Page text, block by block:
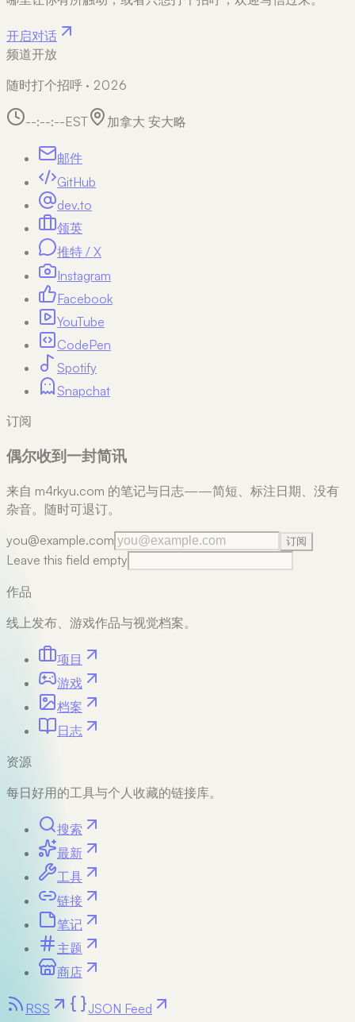
开启对话
频道开放
随时打个招呼 · 2026
--:--:--EST 加拿大 安大略
邮件
GitHub
dev.to
领英
推特 / X
Instagram
Facebook
YouTube
CodePen
Spotify
Snapchat
订阅
偶尔收到一封简讯
来自 m4rkyu.com 的笔记与日志——简短、标注日期、没有
杂音。随时可退订。
you@example.com
订阅
Leave this field empty
作品
线上发布、游戏作品与视觉档案。
项目
游戏
档案
日志
资源
每日好用的工具与个人收藏的链接库。
搜索
最新
工具
链接
笔记
主题
商店
RSS
JSON Feed